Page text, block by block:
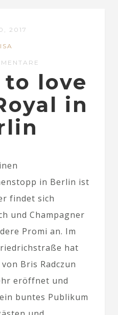
2017
love
in
in Berlin ist
findet sich
und Champagner
Promi an. Im
hat
Bris Radczun
eröffnet und
buntes Publikum